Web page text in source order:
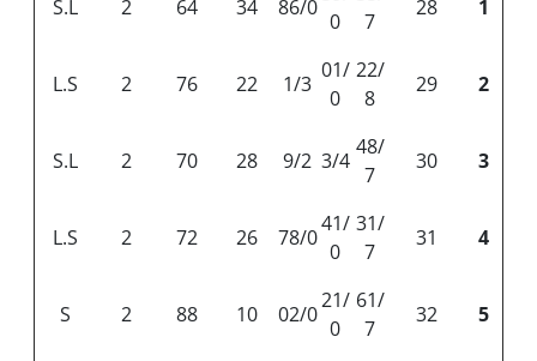
1
28
7
0
86/0
34
64
2
S.L
2
29
22/
8
01/
0
1/3
22
76
2
L.S
3
30
48/
7
3/4
9/2
28
70
2
S.L
4
31
31/
7
41/
0
78/0
26
72
2
L.S
5
32
61/
7
21/
0
02/0
10
88
2
S